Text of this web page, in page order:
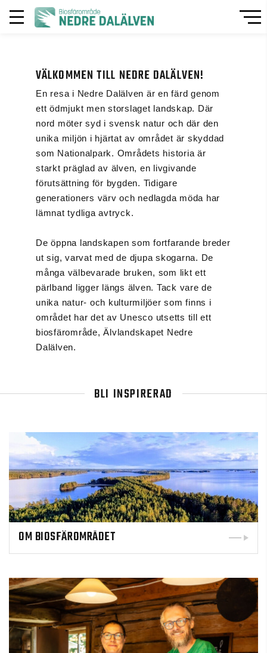
VÄLKOMMEN TILL NEDRE DALÄLVEN!
En resa i Nedre Dalälven är en färd genom
ett ödmjukt men storslaget landskap. Där
nord möter syd i svensk natur och där den
unika miljön i hjärtat av området är skyddad
som Nationalpark. Områdets historia är
starkt präglad av älven, en livgivande
förutsättning för bygden. Tidigare
generationers värv och nedlagda möda har
lämnat tydliga avtryck.
De öppna landskapen som fortfarande breder
ut sig, varvat med de djupa skogarna. De
många välbevarade bruken, som likt ett
pärlband ligger längs älven. Tack vare de
unika natur- och kulturmiljöer som finns i
området har det av Unesco utsetts till ett
biosfärområde, Älvlandskapet Nedre
Dalälven.
BLI INSPIRERAD
OM BIOSFÄROMRÅDET